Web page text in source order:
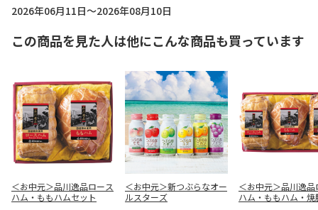
2026年06月11日～2026年08月10日
この商品を見た人は他にこんな商品も買っています
＜お中元＞品川逸品ロース
ハム・ももハムセット
＜お中元＞新つぶらなオー
ルスターズ
＜お中元＞品川逸品
ハム・ももハム・焼